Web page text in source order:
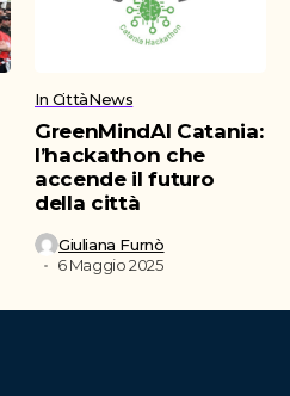
In CittàNews
GreenMindAI Catania:
l’hackathon che
accende il futuro
della città
Giuliana Furnò
6 Maggio 2025